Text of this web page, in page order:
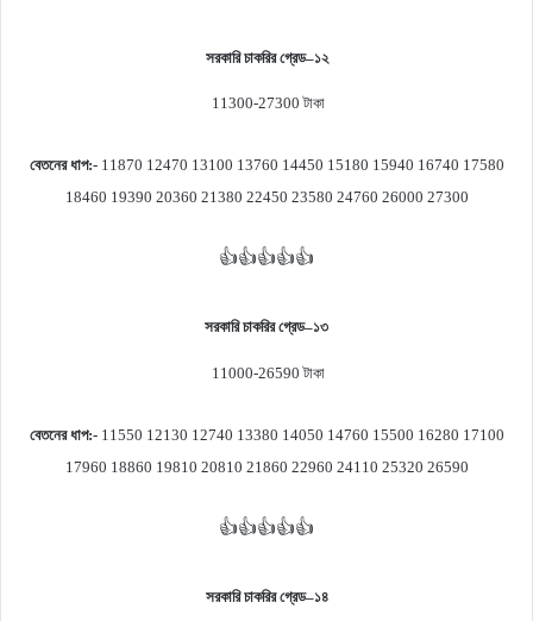
সরকারি চাকরির গ্রেড–১২
11300-27300টাকা
বেতনের ধাপ:-11870 12470 13100 13760 14450 15180 15940 16740 17580
18460 19390 20360 21380 22450 23580 24760 26000 27300
👍👍👍👍👍
সরকারি চাকরির গ্রেড–১৩
11000-26590টাকা
বেতনের ধাপ:-11550 12130 12740 13380 14050 14760 15500 16280 17100
17960 18860 19810 20810 21860 22960 24110 25320 26590
👍👍👍👍👍
সরকারি চাকরির গ্রেড–১৪